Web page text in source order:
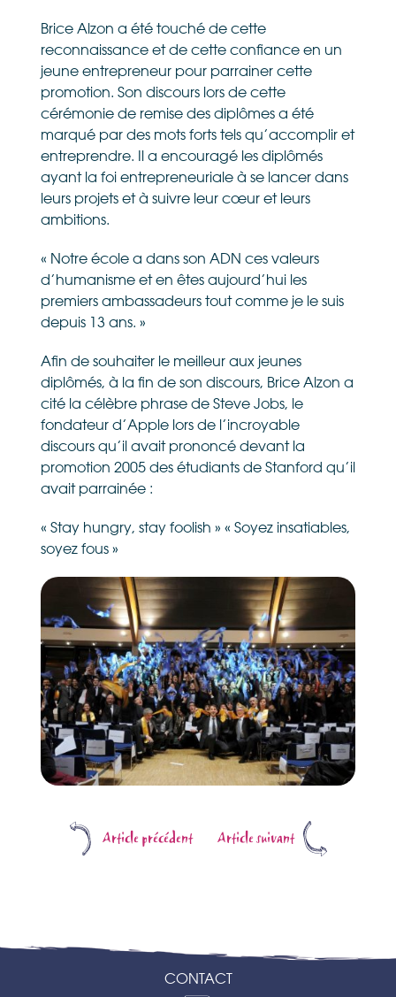
Brice Alzon a été touché de cette
reconnaissance et de cette confiance en un
jeune entrepreneur pour parrainer cette
promotion. Son discours lors de cette
cérémonie de remise des diplômes a été
marqué par des mots forts tels qu’accompliret
entreprendre. Il a encouragé les diplômés
ayant la foi entrepreneuriale à se lancer dans
leurs projets et à suivre leur cœur et leurs
ambitions.
« Notre école a dans son ADN ces valeurs
d’humanisme et en êtes aujourd’hui les
premiers ambassadeurs tout comme je le suis
depuis 13 ans. »
Afin de souhaiter le meilleur aux jeunes
diplômés, à la fin de son discours, Brice Alzon a
cité la célèbre phrase de Steve Jobs, le
fondateur d’Apple lors de l’incroyable
discours qu’il avait prononcé devant la
promotion 2005 des étudiants de Stanford qu’il
avait parrainée :
« Stay hungry, stay foolish » « Soyez insatiables,
soyez fous »
Article précédent Article suivant
CONTACT